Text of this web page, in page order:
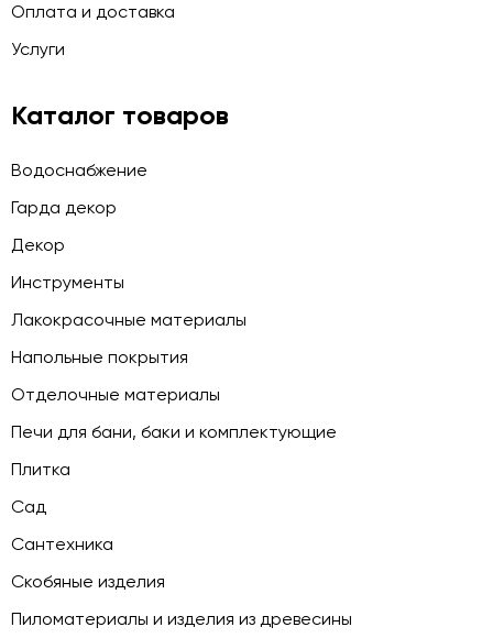
Оплата и доставка
Услуги
Каталог товаров
Водоснабжение
Гарда декор
Декор
Инструменты
Лакокрасочные материалы
Напольные покрытия
Отделочные материалы
Печи для бани, баки и комплектующие
Плитка
Сад
Сантехника
Скобяные изделия
Пиломатериалы и изделия из древесины